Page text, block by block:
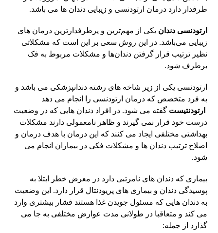
طرفدار دارد درمان ارتودنسی و زیبایی دندان ها می باشد.
ارتودنسی دندان یکی از مهم‌ترین و پرطرفدارترین درمان های
زیبایی می‌باشد. در این روش سعی بر این است که مشکلاتی
نظیر ترتیب قرار گرفتن دندان‌ها و مشکلات مربوط به فک
برطرف شود.
ارتودنسی یکی از زیر شاخه های رشته دندانپزشکی می باشد و
به فرد متخصص که درمان ارتودنسی را انجام می دهد
ارتودنتیست گفته می شود. در افراد دندان هایی که در وضعیت
درست خود قرار نمی گیرند و ظاهر نامعمولی دارند مشکلات
بهداشتی مختلفی ایجاد می کنند که این درمان با هدف درمان و
اصلاح ترتیب دندان ها و مشکلات فکی در بیماران انجام می
شود.
بیماری که دندان های نامرتبی دارد در معرض خطر ابتلا به
پوسیدگی دندان و بیماری های پریودنتال قرار دارد. این وضعیت
به دندان هایی که مسئول جویدن غذا هستند فشار بیشتری وارد
می کند و متعاقبا در طولانی مدت عوارض مختلفی به جا می
گذارد از جمله: